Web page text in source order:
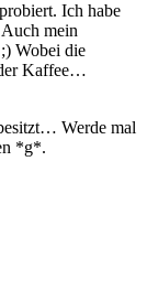
Ich habe
mein
Wobei die
Kaffee…
Werde mal
*g*.